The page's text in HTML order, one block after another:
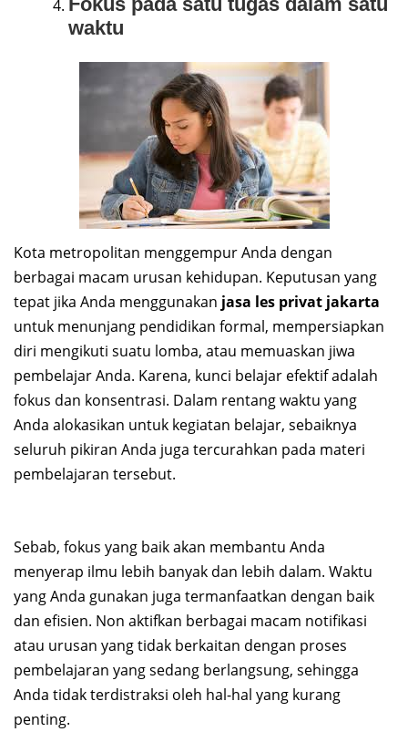
waktu
Kota metropolitan menggempur Anda dengan
berbagai macam urusan kehidupan. Keputusan yang
tepat jika Anda menggunakan jasa les privat jakarta
untuk menunjang pendidikan formal, mempersiapkan
diri mengikuti suatu lomba, atau memuaskan jiwa
pembelajar Anda. Karena, kunci belajar efektif adalah
fokus dan konsentrasi. Dalam rentang waktu yang
Anda alokasikan untuk kegiatan belajar, sebaiknya
seluruh pikiran Anda juga tercurahkan pada materi
pembelajaran tersebut.
Sebab, fokus yang baik akan membantu Anda
menyerap ilmu lebih banyak dan lebih dalam. Waktu
yang Anda gunakan juga termanfaatkan dengan baik
dan efisien. Non aktifkan berbagai macam notifikasi
atau urusan yang tidak berkaitan dengan proses
pembelajaran yang sedang berlangsung, sehingga
Anda tidak terdistraksi oleh hal-hal yang kurang
penting.